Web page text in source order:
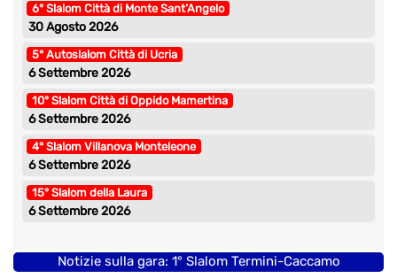
6° Slalom Città di Monte Sant’Angelo
30 Agosto 2026
5° Autoslalom Città di Ucria
6 Settembre 2026
10° Slalom Città di Oppido Mamertina
6 Settembre 2026
4° Slalom Villanova Monteleone
6 Settembre 2026
15° Slalom della Laura
6 Settembre 2026
Notizie sulla gara: 1° Slalom Termini-Caccamo